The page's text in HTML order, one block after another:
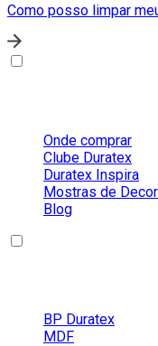
Como posso limpar
Onde comprar
Clube Duratex
Duratex Inspira
Mostras de
Blog
BP Duratex
MDF